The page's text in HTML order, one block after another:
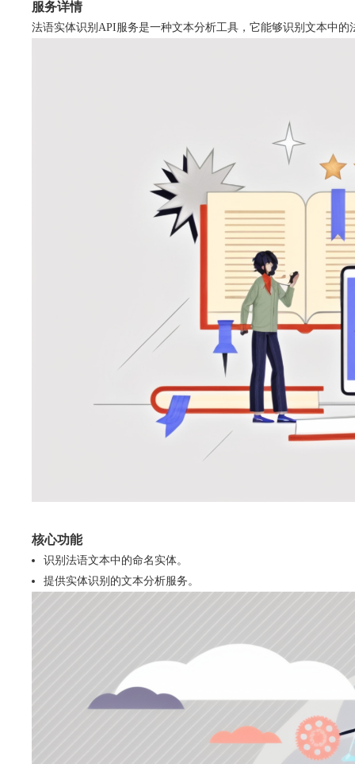
服务详情
法语实体识别API服务是一种文本分析工具，它能够识别文本中
核心功能
识别法语文本中的命名实体。
提供实体识别的文本分析服务。